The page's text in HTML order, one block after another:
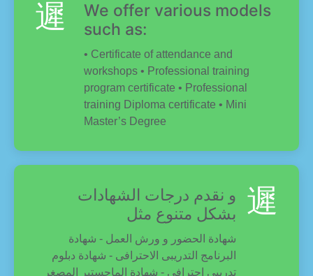
We offer various models
such as:
• Certificate of attendance and
workshops • Professional training
program certificate • Professional
training Diploma certificate • Mini
Master’s Degree
و نقدم درجات الشهادات
بشكل متنوع مثل
شهادة الحضور و ورش العمل - شهادة
البرنامج التدريبى الاحترافى - شهادة دبلوم
تدريبي احترافى - شهادة الماجستير المصغر